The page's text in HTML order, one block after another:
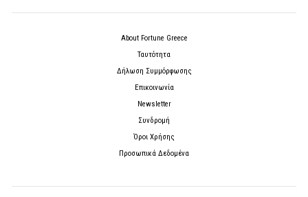
About Fortune Greece
Ταυτότητα
Δήλωση Συμμόρφωσης
Επικοινωνία
Newsletter
Συνδρομή
Όροι Χρήσης
Προσωπικά Δεδομένα